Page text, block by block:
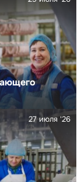
27 июля '26